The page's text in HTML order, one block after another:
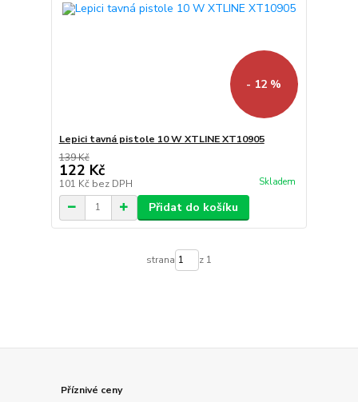
- 12 %
Lepici tavná pistole 10 W XTLINE XT10905
139 Kč
122 Kč
101 Kč bez DPH Skladem
Přidat do košíku
strana z 1
Příznivé ceny